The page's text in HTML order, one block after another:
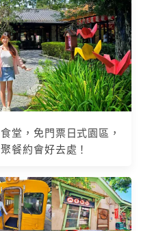
堂，免門票日式園區，
餐約會好去處！